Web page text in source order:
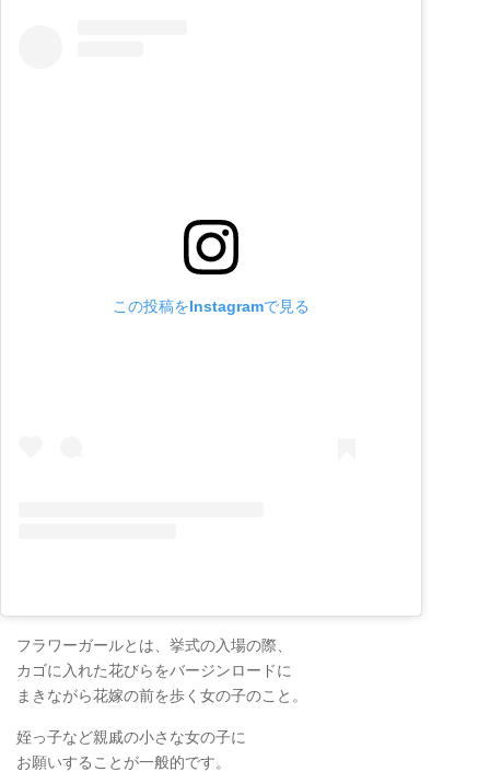
この投稿をInstagramで見る
フラワーガールとは、挙式の入場の際、
カゴに入れた花びらをバージンロードに
まきながら花嫁の前を歩く女の子のこと。
姪っ子など親戚の小さな女の子に
お願いすることが一般的です。